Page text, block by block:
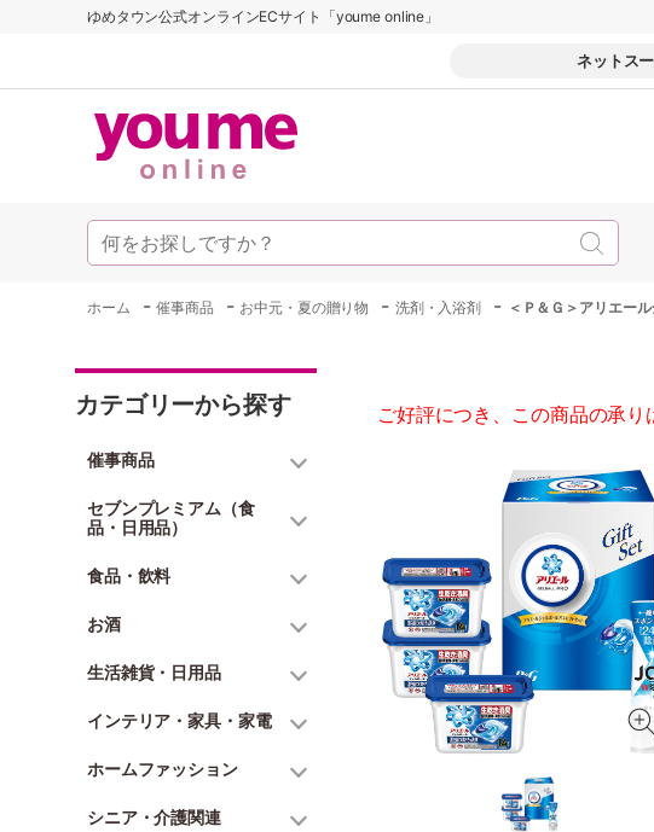
ゆめタウン公式オンラインECサイト「youme online」
ネットス
ホーム -催事商品 - お中元・夏の贈り物 - 洗剤・入浴剤 - ＜Ｐ＆Ｇ＞アリエー
カテゴリーから探す
催事商品
セブンプレミアム（食
品・日用品）
食品・飲料
お酒
生活雑貨・日用品
インテリア・家具・家電
ホームファッション
シニア・介護関連
ご好評につき、この商品の承り